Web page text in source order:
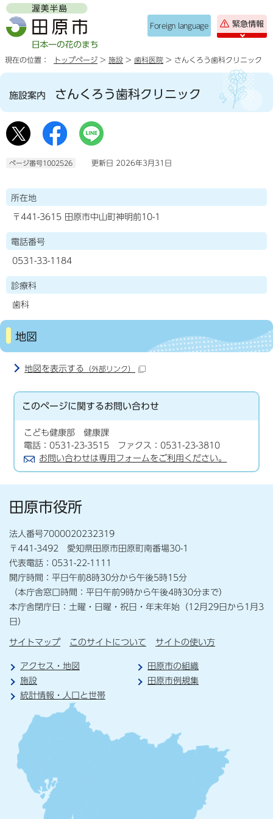
Foreign language 緊急情報
現在の位置： トップページ > 施設 > 歯科医院 > さんくろう歯科クリニック
施設案内 さんくろう歯科クリニック
ページ番号1002526 更新日 2026年3月31日
所在地
〒441-3615 田原市中山町神明前10-1
電話番号
0531-33-1184
診療科
歯科
地図
地図を表示する （外部リンク）
このページに関するお問い合わせ
こども健康部 健康課
電話：0531-23-3515 ファクス：0531-23-3810
お問い合わせは専用フォームをご利用ください。
田原市役所
法人番号7000020232319
〒441-3492 愛知県田原市田原町南番場30-1
代表電話：0531-22-1111
開庁時間：平日午前8時30分から午後5時15分
（本庁舎窓口時間：平日午前9時から午後4時30分まで）
本庁舎閉庁日：土曜・日曜・祝日・年末年始（12月29日から1月3
日）
サイトマップ このサイトについて サイトの使い方
アクセス・地図
田原市の組織
施設
田原市例規集
統計情報・人口と世帯